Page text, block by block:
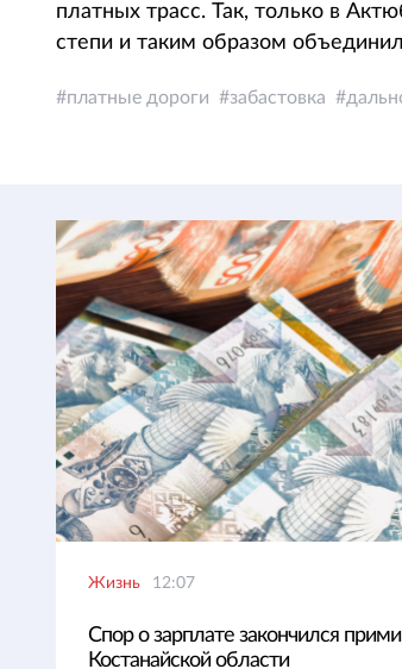
платных трасс. Так, только в
степи и таким образом
платные дороги забастовка
Жизнь 12:07
Спор о зарплате закончился
Костанайской области